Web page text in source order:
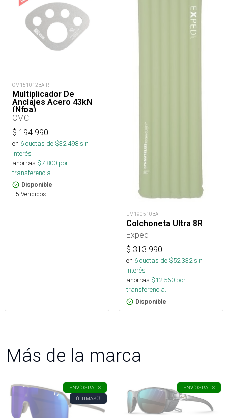
CM151012BA-R
Multiplicador De
Anclajes Acero 43kN
(Nfpa)
CMC
$ 194.990
en 6cuotas de $32.498sin
interés
ahorras $7.800 por
transferencia.
Disponible
+5 Vendidos
LM190510BA
Colchoneta Ultra 8R
Exped
$ 313.990
en 6cuotas de $52.332sin
interés
ahorras $12.560 por
transferencia.
Disponible
Más de la marca
ENVÍOGRATIS
ÚLTIMAS3
ENVÍOGRATIS